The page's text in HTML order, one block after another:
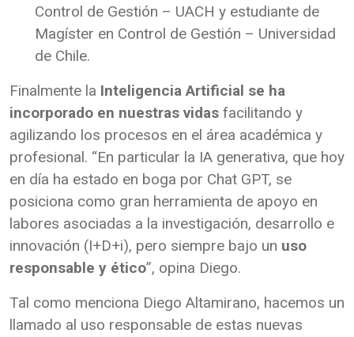
Control de Gestión – UACH y estudiante de
Magíster en Control de Gestión – Universidad
de Chile.
Finalmente la Inteligencia Artificial se ha
incorporado en nuestras vidas facilitando y
agilizando los procesos en el área académica y
profesional. “En particular la IA generativa, que hoy
en día ha estado en boga por Chat GPT, se
posiciona como gran herramienta de apoyo en
labores asociadas a la investigación, desarrollo e
innovación (I+D+i), pero siempre bajo un uso
responsable y ético”, opina Diego.
Tal como menciona Diego Altamirano, hacemos un
llamado al uso responsable de estas nuevas